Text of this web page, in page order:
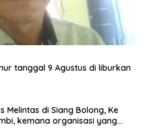
tanggal 9 Agustus di liburkan
Melintas di Siang Bolong, Ke
kemana organisasi yang